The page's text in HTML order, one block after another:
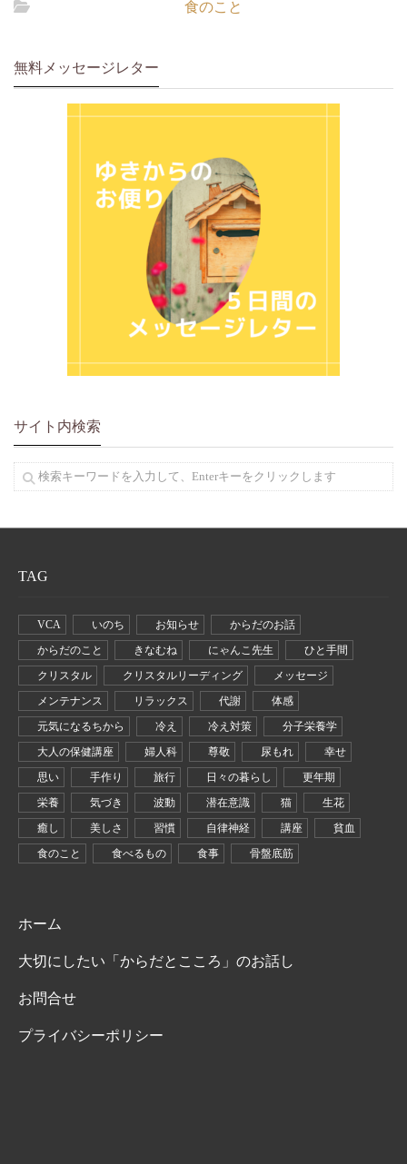
食のこと
無料メッセージレター
サイト内検索
TAG
VCA いのち お知らせ
からだのお話
からだのこと
きなむね にゃんこ先生
ひと手間
クリスタル
クリスタルリーディング
メッセージ
メンテナンス
リラックス 代謝
体感
元気になるちから
冷え 冷え対策
分子栄養学
大人の保健講座
婦人科 尊敬 尿もれ
幸せ
思い
手作り 旅行 日々の暮らし
更年期
栄養
気づき 波動 潜在意識 猫
生花
癒し
美しさ 習慣 自律神経 講座
貧血
食のこと
食べるもの 食事 骨盤底筋
ホーム
大切にしたい「からだとこころ」のお話し
お問合せ
プライバシーポリシー